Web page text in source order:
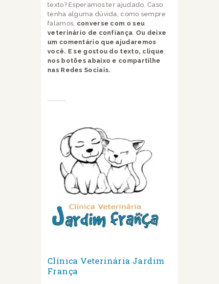
texto? Esperamos ter ajudado. Caso
tenha alguma dúvida, como sempre
falamos, converse com o seu
veterinário de confiança Ou deixe
um comentário que ajudaremos
você. E se gostou do texto, clique
nos botões abaixo e compartilhe
nas Redes Sociais.
Clínica Veterinária Jardim
França